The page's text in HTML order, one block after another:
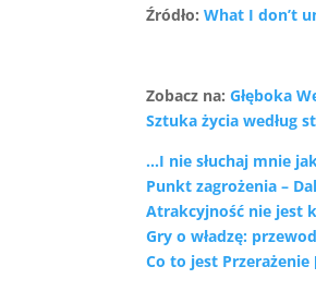
Źródło:What I don’t
Zobacz na:Głęboka
Sztuka życia według
…I nie słuchaj mnie
Punkt zagrożenia –
Atrakcyjność nie jest
Gry o władzę:
Co to jest